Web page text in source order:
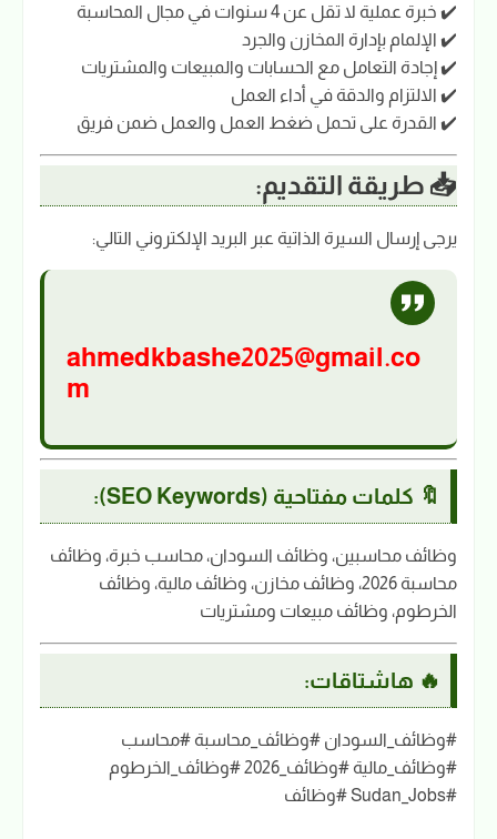
✔️ خبرة عملية لا تقل عن 4 سنوات في مجال المحاسبة
✔️ الإلمام بإدارة المخازن والجرد
✔️ إجادة التعامل مع الحسابات والمبيعات والمشتريات
✔️ الالتزام والدقة في أداء العمل
✔️ القدرة على تحمل ضغط العمل والعمل ضمن فريق
📥 طريقة التقديم:
يرجى إرسال السيرة الذاتية عبر البريد الإلكتروني التالي:
ahmedkbashe2025@gmail.co
m
🔖 كلمات مفتاحية (SEO Keywords):
وظائف محاسبين، وظائف السودان، محاسب خبرة، وظائف
محاسبة 2026، وظائف مخازن، وظائف مالية، وظائف
الخرطوم، وظائف مبيعات ومشتريات
🔥 هاشتاقات:
#وظائف_السودان #وظائف_محاسبة #محاسب
#وظائف_مالية #وظائف_2026 #وظائف_الخرطوم
#Sudan_Jobs #وظائف